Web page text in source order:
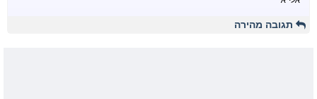
תגובה מהירה